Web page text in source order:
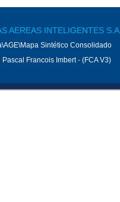
AEREAS INTELIGENTES S.A.
Sintético Consolidado
Pascal Francois Imbert - (FCA V3)